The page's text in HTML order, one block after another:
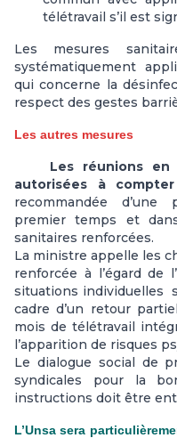
télétravail s’il est
Les mesures
systématiquement
qui concerne la
respect des gestes
Les autres mesures
Les réunions en
autorisées à
recommandée d’une
premier temps et
sanitaires renforcées.
La ministre appelle les
renforcée à l’égard de
situations individuelles
cadre d’un retour
mois de télétravail
l’apparition de risques
Le dialogue social de
syndicales pour la
instructions doit être
L’Unsa sera